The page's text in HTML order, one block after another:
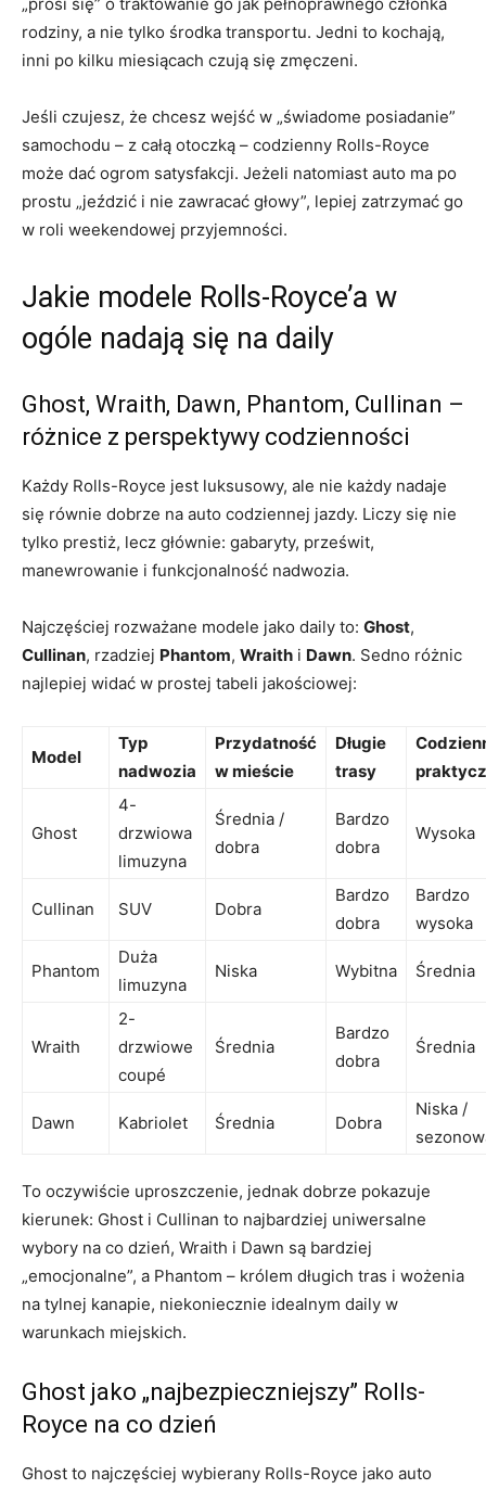
rodziny, a nie tylko środka transportu. Jedni to kochają,
inni po kilku miesiącach czują się zmęczeni.
Jeśli czujesz, że chcesz wejść w „świadome posiadanie”
samochodu – z całą otoczką – codzienny Rolls-Royce
może dać ogrom satysfakcji. Jeżeli natomiast auto ma po
prostu „jeździć i nie zawracać głowy”, lepiej zatrzymać go
w roli weekendowej przyjemności.
Jakie modele Rolls-Royce’a w
ogóle nadają się na daily
Ghost, Wraith, Dawn, Phantom, Cullinan –
różnice z perspektywy codzienności
Każdy Rolls-Royce jest luksusowy, ale nie każdy nadaje
się równie dobrze na auto codziennej jazdy. Liczy się nie
tylko prestiż, lecz głównie: gabaryty, prześwit,
manewrowanie i funkcjonalność nadwozia.
Najczęściej rozważane modele jako daily to: Ghost,
Cullinan, rzadziej Phantom, Wraith i Dawn. Sedno różnic
najlepiej widać w prostej tabeli jakościowej:
Model
Typ
nadwozia
Przydatność
w mieście
Długie
trasy
Ghost
4-
drzwiowa
limuzyna
Średnia /
dobra
Bardzo
dobra
Wysoka
Cullinan SUV Dobra
Bardzo
dobra
Bardzo
wysoka
Phantom
Duża
limuzyna
Niska Wybitna Średnia
Wraith
2-
drzwiowe
coupé
Średnia
Bardzo
dobra
Średnia
Dawn Kabriolet Średnia Dobra
Niska /
To oczywiście uproszczenie, jednak dobrze pokazuje
kierunek: Ghost i Cullinan to najbardziej uniwersalne
wybory na co dzień, Wraith i Dawn są bardziej
„emocjonalne”, a Phantom – królem długich tras i wożenia
na tylnej kanapie, niekoniecznie idealnym daily w
warunkach miejskich.
Ghost jako „najbezpieczniejszy” Rolls-
Royce na co dzień
Ghost to najczęściej wybierany Rolls-Royce jako auto